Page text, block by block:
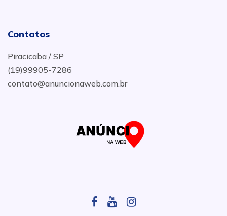
Contatos
Piracicaba / SP
(19)99905-7286
contato@anuncionaweb.com.br